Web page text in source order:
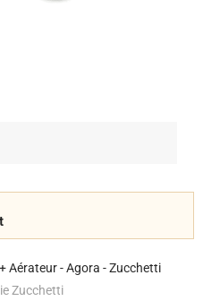
Aérateur - Agora - Zucchetti
Zucchetti